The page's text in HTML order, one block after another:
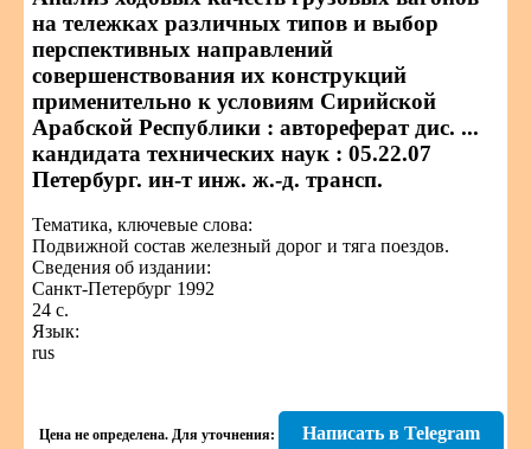
на тележках различных типов и выбор
перспективных направлений
совершенствования их конструкций
применительно к условиям Сирийской
Арабской Республики : автореферат дис. ...
кандидата технических наук : 05.22.07
Петербург. ин-т инж. ж.-д. трансп.
Тематика, ключевые слова:
Подвижной состав железный дорог и тяга поездов.
Сведения об издании:
Санкт-Петербург 1992
24 с.
Язык:
rus
Цена не определена. Для уточнения: Написать в Telegram